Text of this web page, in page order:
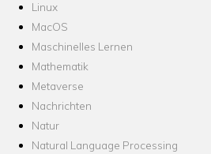
Linux
MacOS
Maschinelles Lernen
Mathematik
Metaverse
Nachrichten
Natur
Natural Language Processing